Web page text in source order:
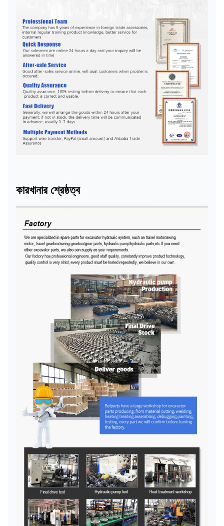
কারখানার শ্রেষ্ঠত্ব